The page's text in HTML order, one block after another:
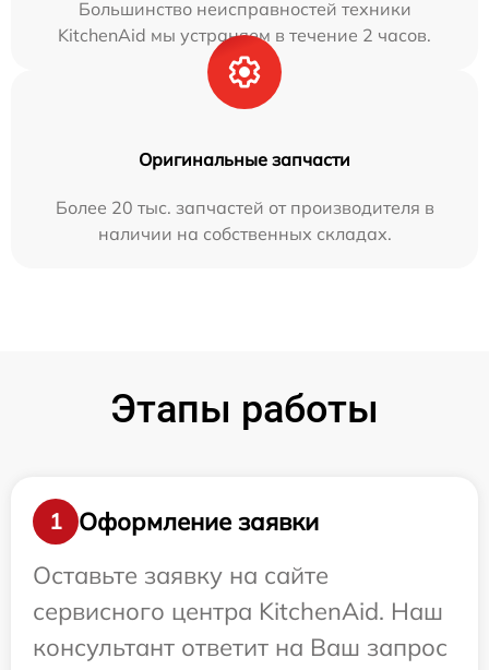
Большинство неисправностей техники
KitchenAid мы устраняем в течение 2 часов.
Оригинальные запчасти
Более 20 тыс. запчастей от производителя в
наличии на собственных складах.
Этапы работы
1
Оформление заявки
Оставьте заявку на сайте
сервисного центра KitchenAid. Наш
консультант ответит на Ваш запрос